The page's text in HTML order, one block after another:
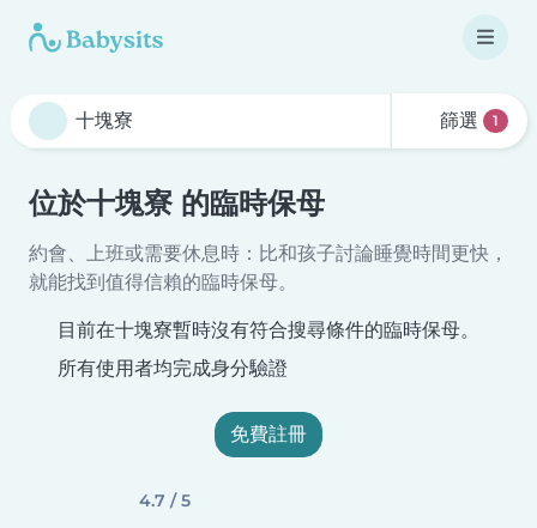
篩選 1
位於十塊寮 的臨時保母
約會、上班或需要休息時：比和孩子討論睡覺時間更快，
就能找到值得信賴的臨時保母。
目前在十塊寮暫時沒有符合搜尋條件的臨時保母。
所有使用者均完成身分驗證
免費註冊
4.7 / 5